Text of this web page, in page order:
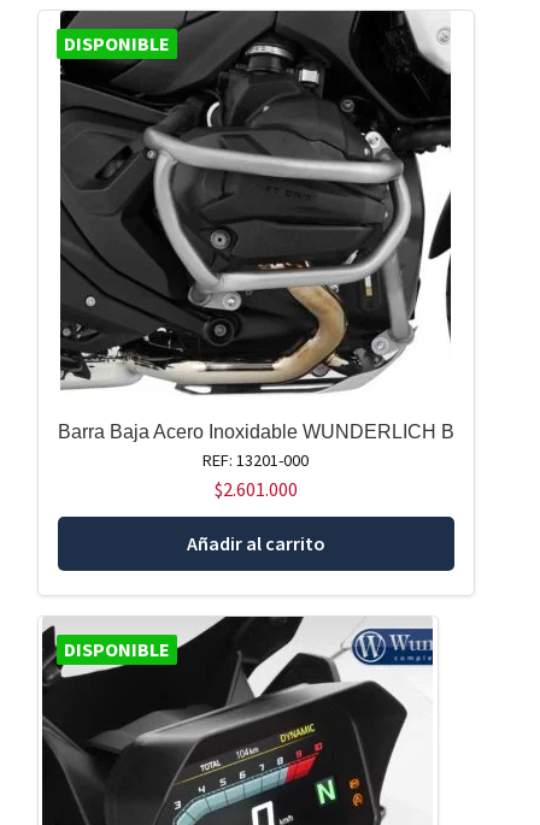
DISPONIBLE
Barra Baja Acero Inoxidable WUNDERLICH B
REF: 13201-000
$2.601.000
Añadir al carrito
DISPONIBLE